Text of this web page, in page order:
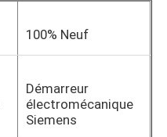
100% Neuf
Démarreur
électromécanique
Siemens